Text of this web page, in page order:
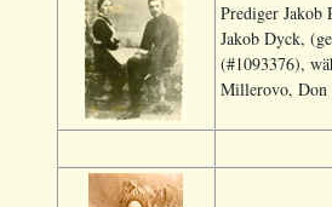
Prediger Jakob
Jakob Dyck,
(#1093376),
Millerovo, Don